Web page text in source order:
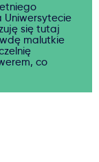
Uniwersytecie
się tutaj
malutkie
co